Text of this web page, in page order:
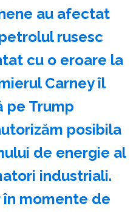
au afectat
rusesc
cu o eroare la
Carney îl
pe Trump
posibila
de energie al
industriali.
momente de